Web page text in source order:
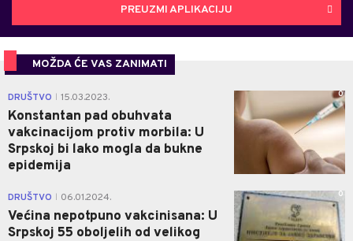
PREUZMI APLIKACIJU
MOŽDA ĆE VAS ZANIMATI
DRUŠTVO 15.03.2023.
Konstantan pad obuhvata
vakcinacijom protiv morbila: U
Srpskoj bi lako mogla da bukne
epidemija
0
DRUŠTVO 06.01.2024.
Većina nepotpuno vakcinisana: U
Srpskoj 55 oboljelih od velikog
0